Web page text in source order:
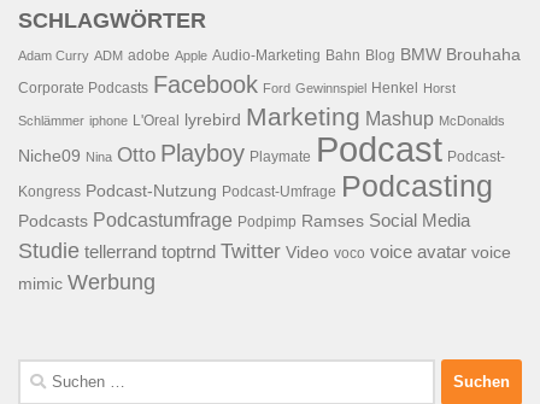
SCHLAGWÖRTER
Adam Curry ADM adobe Apple Audio-Marketing Bahn Blog BMW Brouhaha
Corporate Podcasts Facebook Ford Gewinnspiel Henkel Horst
Schlämmer iphone L'Oreal lyrebird Marketing Mashup McDonalds
Niche09 Nina Otto Playboy Playmate Podcast Podcast-
Kongress Podcast-Nutzung Podcast-Umfrage Podcasting
Podcasts Podcastumfrage Podpimp Ramses Social Media
Studie tellerrand toptrnd Twitter Video voco voice avatar voice
mimic Werbung
Suchen